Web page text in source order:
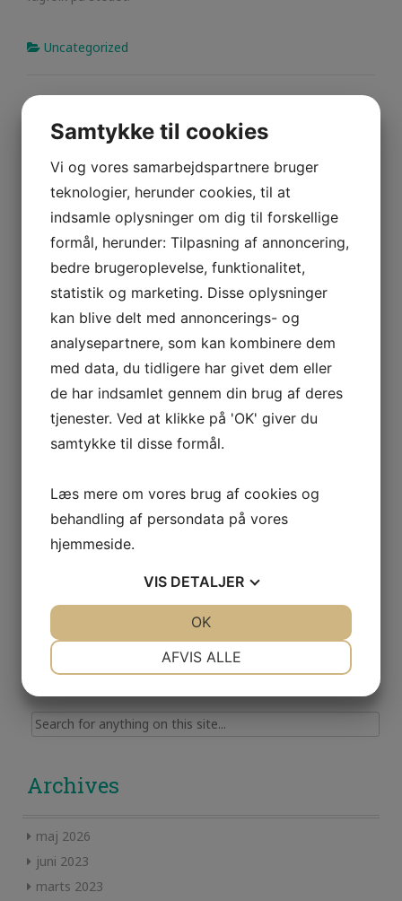
Uncategorized
Skriv et svar
Din e-mailadresse vil ikke blive publiceret.Krævede felter er
Comment
Name *
Email *
Website
Gem mit navn, mail og websted i denne browser til
næste gang jeg kommenterer.
Search for:
Archives
maj 2026
juni 2023
marts 2023
Samtykke til cookies
Vi og vores samarbejdspartnere bruger
teknologier, herunder cookies, til at
indsamle oplysninger om dig til forskellige
formål, herunder: Tilpasning af annoncering,
bedre brugeroplevelse, funktionalitet,
statistik og marketing. Disse oplysninger
kan blive delt med annoncerings- og
analysepartnere, som kan kombinere dem
med data, du tidligere har givet dem eller
de har indsamlet gennem din brug af deres
tjenester. Ved at klikke på 'OK' giver du
samtykke til disse formål.
Læs mere om vores brug af cookies og
behandling af persondata på vores
hjemmeside.
VIS DETALJER
MARKETING STATISTIK
AFVIS ALLE
OK